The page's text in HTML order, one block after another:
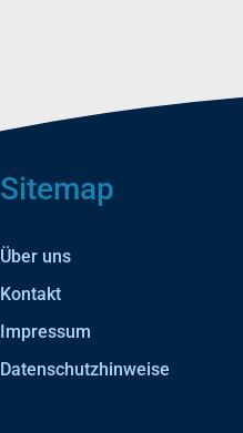
Sitemap
Über uns
Kontakt
Impressum
Datenschutzhinweise